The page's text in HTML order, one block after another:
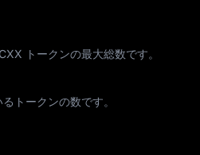
トークンの最大総数です。
トークンの数です。